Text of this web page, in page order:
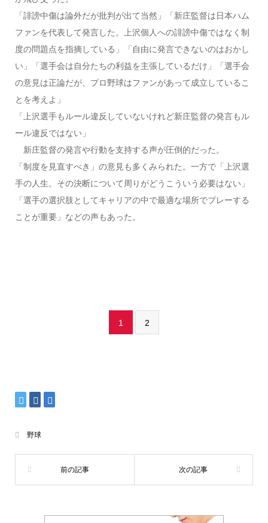
「誹謗中傷は論外だが批判が出て当然」「新庄監督は日本ハム
ファンを代表して発言した。上沢個人への誹謗中傷ではなく制
度の問題点を指摘している」「自由に発言できないのはおかし
い」「選手会は自分たちの利益を主張しているだけ」「選手会
の意見は正論だが、プロ野球はファンがあって成立しているこ
とを考えよ」
「上沢選手もルール違反していないけれど新庄監督の発言もル
ール違反ではない」
新庄監督の発言や行動を支持する声が圧倒的だった。
「制度を見直すべき」の意見も多くみられた。一方で「上沢選
手の人生。その決断について周りがどうこういう必要はない」
「選手の選択肢としてキャリアの中で最適な場所でプレーする
ことが重要」などの声もあった。
1 2
野球